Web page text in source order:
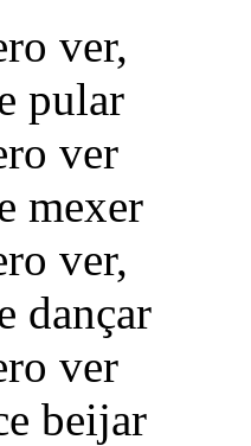
ver,
pular
ver
mexer
ver,
dançar
ver
beijar